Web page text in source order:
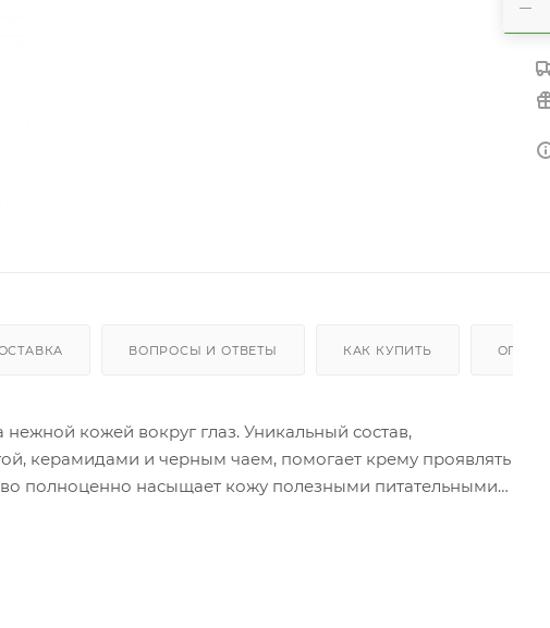
ВОПРОСЫ И ОТВЕТЫ КАК КУПИТЬ ОПЛАТА
кожей вокруг глаз. Уникальный состав,
керамидами и черным чаем, помогает крему проявлять
полноценно насыщает кожу полезными питательными